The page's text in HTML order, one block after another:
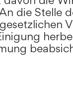
die Stelle